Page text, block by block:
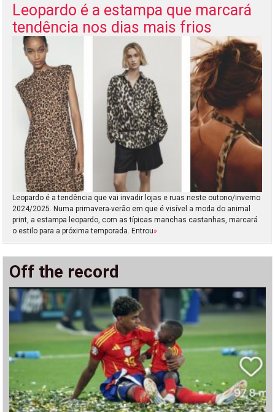
Leopardo é a estampa que marcará
tendência nos dias mais frios
Leopardo é a tendência que vai invadir lojas e ruas neste outono/inverno
2024/2025. Numa primavera-verão em que é visível a moda do animal
print, a estampa leopardo, com as típicas manchas castanhas, marcará
o estilo para a próxima temporada. Entrou»
Off the record